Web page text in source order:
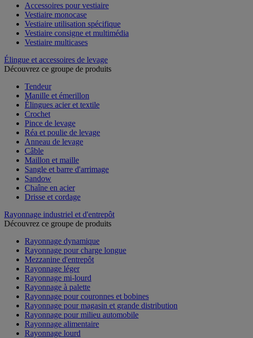
Accessoires pour vestiaire
Vestiaire monocase
Vestiaire utilisation spécifique
Vestiaire consigne et multimédia
Vestiaire multicases
Élingue et accessoires de levage
Découvrez ce groupe de produits
Tendeur
Manille et émerillon
Élingues acier et textile
Crochet
Pince de levage
Réa et poulie de levage
Anneau de levage
Câble
Maillon et maille
Sangle et barre d'arrimage
Sandow
Chaîne en acier
Drisse et cordage
Rayonnage industriel et d'entrepôt
Découvrez ce groupe de produits
Rayonnage dynamique
Rayonnage pour charge longue
Mezzanine d'entrepôt
Rayonnage léger
Rayonnage mi-lourd
Rayonnage à palette
Rayonnage pour couronnes et bobines
Rayonnage pour magasin et grande distribution
Rayonnage pour milieu automobile
Rayonnage alimentaire
Rayonnage lourd